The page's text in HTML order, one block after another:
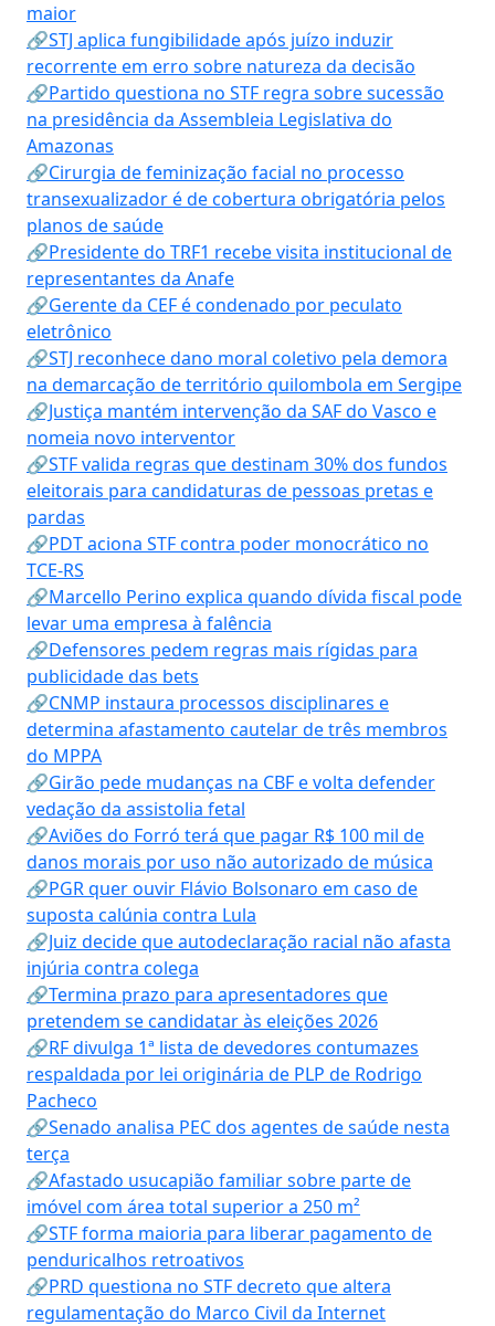
maior
🔗STJ aplica fungibilidade após juízo induzir
recorrente em erro sobre natureza da decisão
🔗Partido questiona no STF regra sobre sucessão
na presidência da Assembleia Legislativa do
Amazonas
🔗Cirurgia de feminização facial no processo
transexualizador é de cobertura obrigatória pelos
planos de saúde
🔗Presidente do TRF1 recebe visita institucional de
representantes da Anafe
🔗Gerente da CEF é condenado por peculato
eletrônico
🔗STJ reconhece dano moral coletivo pela demora
na demarcação de território quilombola em Sergipe
🔗Justiça mantém intervenção da SAF do Vasco e
nomeia novo interventor
🔗STF valida regras que destinam 30% dos fundos
eleitorais para candidaturas de pessoas pretas e
pardas
🔗PDT aciona STF contra poder monocrático no
TCE-RS
🔗Marcello Perino explica quando dívida fiscal pode
levar uma empresa à falência
🔗Defensores pedem regras mais rígidas para
publicidade das bets
🔗CNMP instaura processos disciplinares e
determina afastamento cautelar de três membros
do MPPA
🔗Girão pede mudanças na CBF e volta defender
vedação da assistolia fetal
🔗Aviões do Forró terá que pagar R$ 100 mil de
danos morais por uso não autorizado de música
🔗PGR quer ouvir Flávio Bolsonaro em caso de
suposta calúnia contra Lula
🔗Juiz decide que autodeclaração racial não afasta
injúria contra colega
🔗Termina prazo para apresentadores que
pretendem se candidatar às eleições 2026
🔗RF divulga 1ª lista de devedores contumazes
respaldada por lei originária de PLP de Rodrigo
Pacheco
🔗Senado analisa PEC dos agentes de saúde nesta
terça
🔗Afastado usucapião familiar sobre parte de
imóvel com área total superior a 250 m²
🔗STF forma maioria para liberar pagamento de
penduricalhos retroativos
🔗PRD questiona no STF decreto que altera
regulamentação do Marco Civil da Internet